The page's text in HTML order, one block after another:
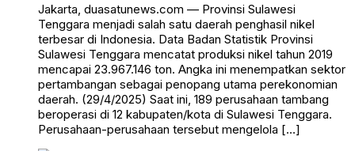
Jakarta, duasatunews.com — Provinsi Sulawesi
Tenggara menjadi salah satu daerah penghasil nikel
terbesar di Indonesia. Data Badan Statistik Provinsi
Sulawesi Tenggara mencatat produksi nikel tahun 2019
mencapai 23.967.146 ton. Angka ini menempatkan sektor
pertambangan sebagai penopang utama perekonomian
daerah. (29/4/2025) Saat ini, 189 perusahaan tambang
beroperasi di 12 kabupaten/kota di Sulawesi Tenggara.
Perusahaan-perusahaan tersebut mengelola […]